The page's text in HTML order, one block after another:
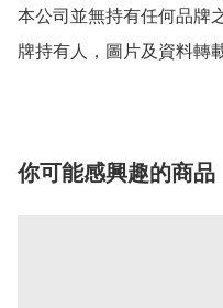
本公司並無持有任何品牌
牌持有人，圖片及資料轉
你可能感興趣的商品